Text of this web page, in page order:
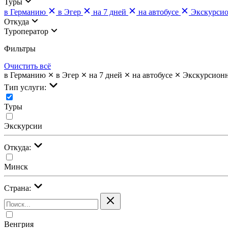
в Германию
в Эгер на 7 дней на автобусе
Откуда
Туроператор
Фильтры
Очистить всё
в Германию
в Эгер на 7 дней на автобусе
Тип услуги:
Туры
Экскурсии
Откуда:
Минск
Страна:
Венгрия